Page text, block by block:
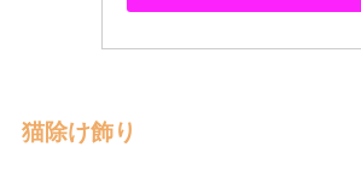
猫除け飾り